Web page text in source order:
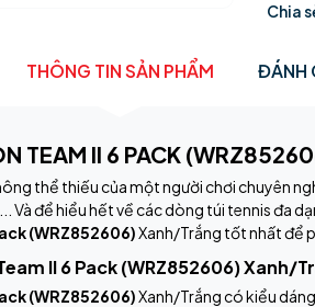
Chia
THÔNG TIN SẢN PHẨM ĐÁNH
TEAM II 6 PACK
thể thiếu của một người chơi chuyên
Và để hiểu hết về các dòng túi tennis đa
(WRZ852606)Xanh/Trắng tốt nhất để
II 6 Pack (WRZ852606) Xanh/
(WRZ852606)Xanh/Trắng có kiểu